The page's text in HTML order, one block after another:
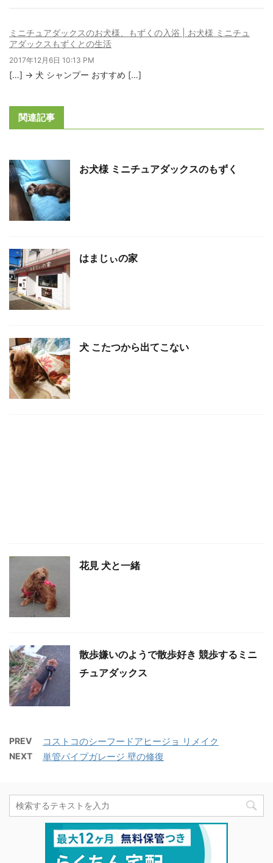
ミニチュアダックスのお犬様、もずくの入浴 | お犬様 ミニチュ
アダックスもずくとの生活
2017年12月6日 10:13 PM
[…] → 犬 シャンプー おすすめ […]
関連記事
お犬様 ミニチュアダックスのもずく
はまじぃの家
犬 こたつから出てこない
花見 犬と一緒
散歩嫌いのようで散歩好き 競歩するミニ
チュアダックス
PREV コストコのシーフードアヒージョ リメイク
NEXT 単管パイプガレージ 壁の修復